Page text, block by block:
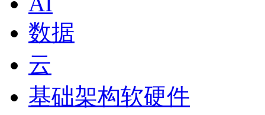
数据
云
基础架构软硬件